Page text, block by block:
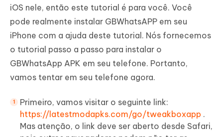
iOS nele, então este tutorial é para você. Você
pode realmente instalar GBWhatsAPP em seu
iPhone com a ajuda deste tutorial. Nós fornecemos
o tutorial passo a passo para instalar o
GBWhatsApp APK em seu telefone. Portanto,
vamos tentar em seu telefone agora.
Primeiro, vamos visitar o seguinte link:
https://latestmodapks.com/go/tweakboxapp .
Mas atenção, o link deve ser aberto desde Safari,